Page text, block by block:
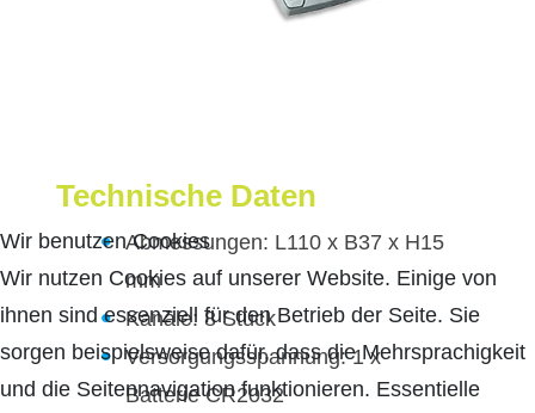
Technische Daten
Abmessungen: L110 x B37 x H15
mm
Kanäle: 8 Stück
Versorgungsspannung: 1 x
Batterie CR2032
Wir benutzen Cookies
Wir nutzen Cookies auf unserer Website. Einige von
ihnen sind essenziell für den Betrieb der Seite. Sie
sorgen beispielsweise dafür, dass die Mehrsprachigkeit
und die Seitennavigation funktionieren. Essentielle